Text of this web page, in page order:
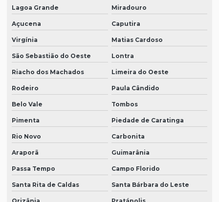
Lagoa Grande Miradouro
Açucena Caputira
Virgínia Matias Cardoso
São Sebastião do Oeste Lontra
Riacho dos Machados Limeira do Oeste
Rodeiro Paula Cândido
Belo Vale Tombos
Pimenta Piedade de Caratinga
Rio Novo Carbonita
Araporã Guimarânia
Passa Tempo Campo Florido
Santa Rita de Caldas Santa Bárbara do Leste